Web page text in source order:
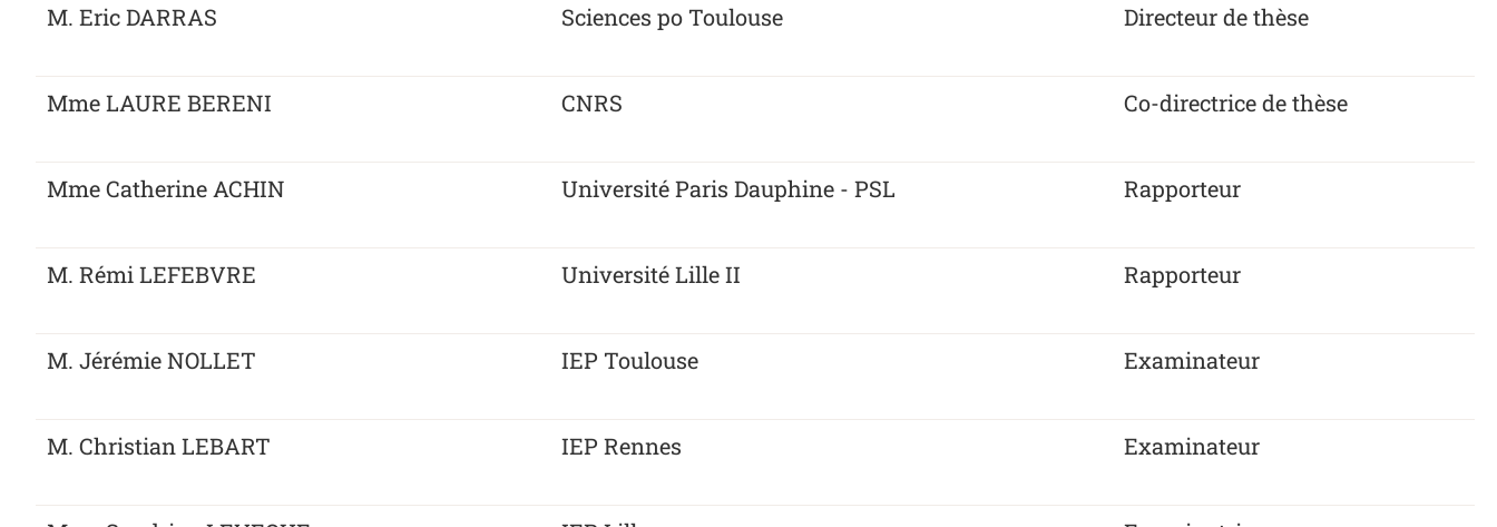
M. Eric DARRAS Sciences po Toulouse Directeur de thèse
Mme LAURE BERENI CNRS Co-directrice de thèse
Mme Catherine ACHIN Université Paris Dauphine - PSL Rapporteur
M. Rémi LEFEBVRE Université Lille II Rapporteur
M. Jérémie NOLLET IEP Toulouse Examinateur
M. Christian LEBART IEP Rennes Examinateur